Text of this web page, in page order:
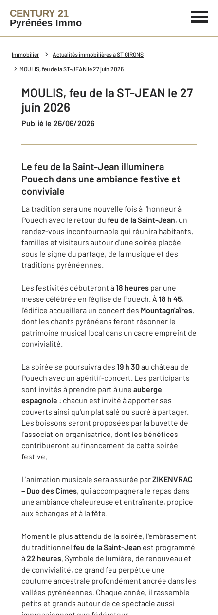
CENTURY 21
Pyrénées Immo
Immobilier Actualités immobilières à ST GIRONS
MOULIS, feu de la ST-JEAN le 27 juin 2026
MOULIS, feu de la ST-JEAN le 27
juin 2026
Publié le 26/06/2026
Le feu de la Saint-Jean illuminera
Pouech dans une ambiance festive et
conviviale
La tradition sera une nouvelle fois à l'honneur à
Pouech avec le retour du feu de la Saint-Jean, un
rendez-vous incontournable qui réunira habitants,
familles et visiteurs autour d'une soirée placée
sous le signe du partage, de la musique et des
traditions pyrénéennes.
Les festivités débuteront à 18 heures par une
messe célébrée en l'église de Pouech. À 18 h 45,
l'édifice accueillera un concert des Mountagn'aïres,
dont les chants pyrénéens feront résonner le
patrimoine musical local dans un cadre empreint de
convivialité.
La soirée se poursuivra dès 19 h 30au château de
Pouech avec un apéritif-concert. Les participants
sont invités à prendre part à une auberge
espagnole : chacun est invité à apporter ses
couverts ainsi qu'un plat salé ou sucré à partager.
Les boissons seront proposées par la buvette de
l'association organisatrice, dont les bénéfices
contribueront au financement de cette soirée
festive.
L'animation musicale sera assurée parZIKENVRAC
– Duo des Cimes, qui accompagnera le repas dans
une ambiance chaleureuse et entraînante, propice
aux échanges et à la fête.
Moment le plus attendu de la soirée, l'embrasement
du traditionnel feu de la Saint-Jean est programmé
à 22 heures. Symbole de lumière, de renouveau et
de convivialité, ce grand feu perpétue une
coutume ancestrale profondément ancrée dans les
vallées pyrénéennes. Chaque année, il rassemble
petits et grands autour de ce spectacle aussi